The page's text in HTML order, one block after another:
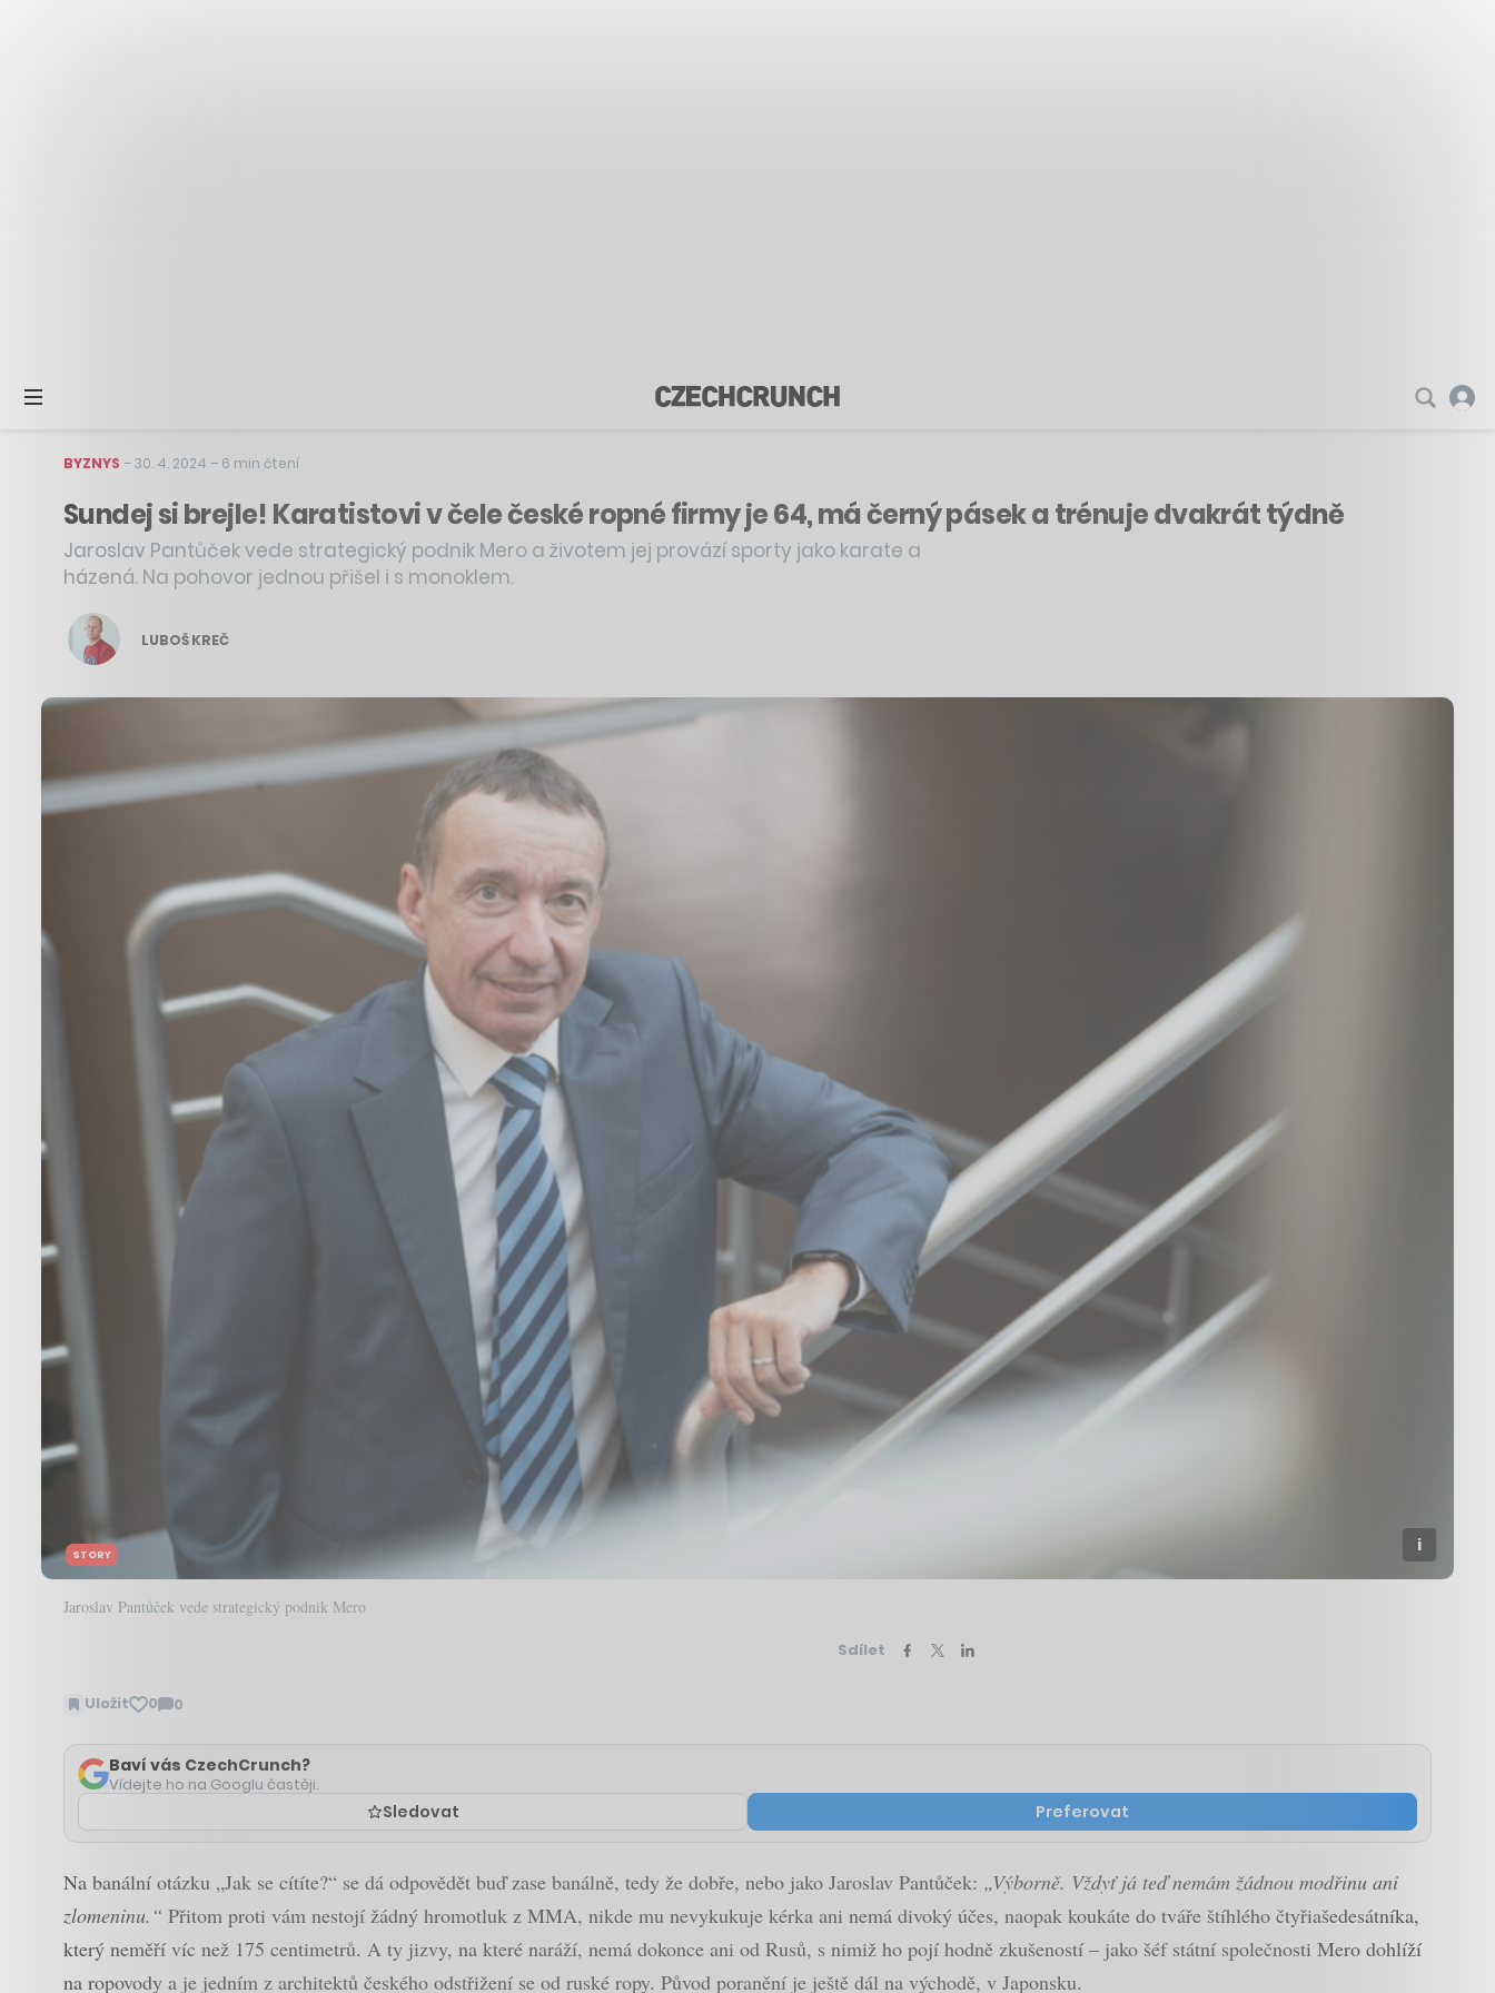
BYZNYS –30. 4. 2024 – 6 min čtení
Sundej si brejle! Karatistovi v čele české ropné firmy je 64, má černý pásek a trénuje dvakrát týdně
Jaroslav Pantůček vede strategický podnik Mero a životem jej provází sporty jako karate a
házená. Na pohovor jednou přišel i s monoklem.
LUBOŠ KREČ
STORY
Jaroslav Pantůček vede strategický podnik Mero
Sdílet
Uložit 0 0
Zobrazit
Baví vás CzechCrunch?
Vídejte ho na Googlu častěji.
Sledovat Preferovat
Na banální otázku „Jak se cítíte?“ se dá odpovědět buď zase banálně, tedy že dobře, nebo jako Jaroslav Pantůček: „Výborně. Vždyť já teď nemám žádnou modřinu ani
zlomeninu.“ Přitom proti vám nestojí žádný hromotluk z MMA, nikde mu nevykukuje kérka ani nemá divoký účes, naopak koukáte do tváře štíhlého čtyřiašedesátníka,
který neměří víc než 175 centimetrů. A ty jizvy, na které naráží, nemá dokonce ani od Rusů, s nimiž ho pojí hodně zkušeností – jako šéf státní společnosti Mero dohlíží
na ropovody a je jedním z architektů českého odstřižení se od ruské ropy. Původ poranění je ještě dál na východě, v Japonsku.